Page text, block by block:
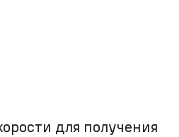
для получения